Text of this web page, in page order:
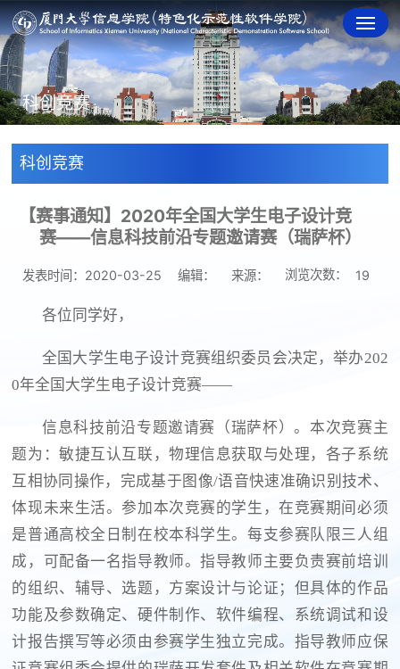
科创竞赛
科创竞赛
【赛事通知】2020年全国大学生电子设计竞
赛——信息科技前沿专题邀请赛（瑞萨杯）
发表时间：2020-03-25 编辑： 来源： 浏览次数： 19
各位同学好，
全国大学生电子设计竞赛组织委员会决定，举办202
0年全国大学生电子设计竞赛——
信息科技前沿专题邀请赛（瑞萨杯）。本次竞赛主
题为：敏捷互认互联，物理信息获取与处理，各子系统
互相协同操作，完成基于图像/语音快速准确识别技术、
体现未来生活。参加本次竞赛的学生，在竞赛期间必须
是普通高校全日制在校本科学生。每支参赛队限三人组
成，可配备一名指导教师。指导教师主要负责赛前培训
的组织、辅导、选题，方案设计与论证；但具体的作品
功能及参数确定、硬件制作、软件编程、系统调试和设
计报告撰写等必须由参赛学生独立完成。指导教师应保